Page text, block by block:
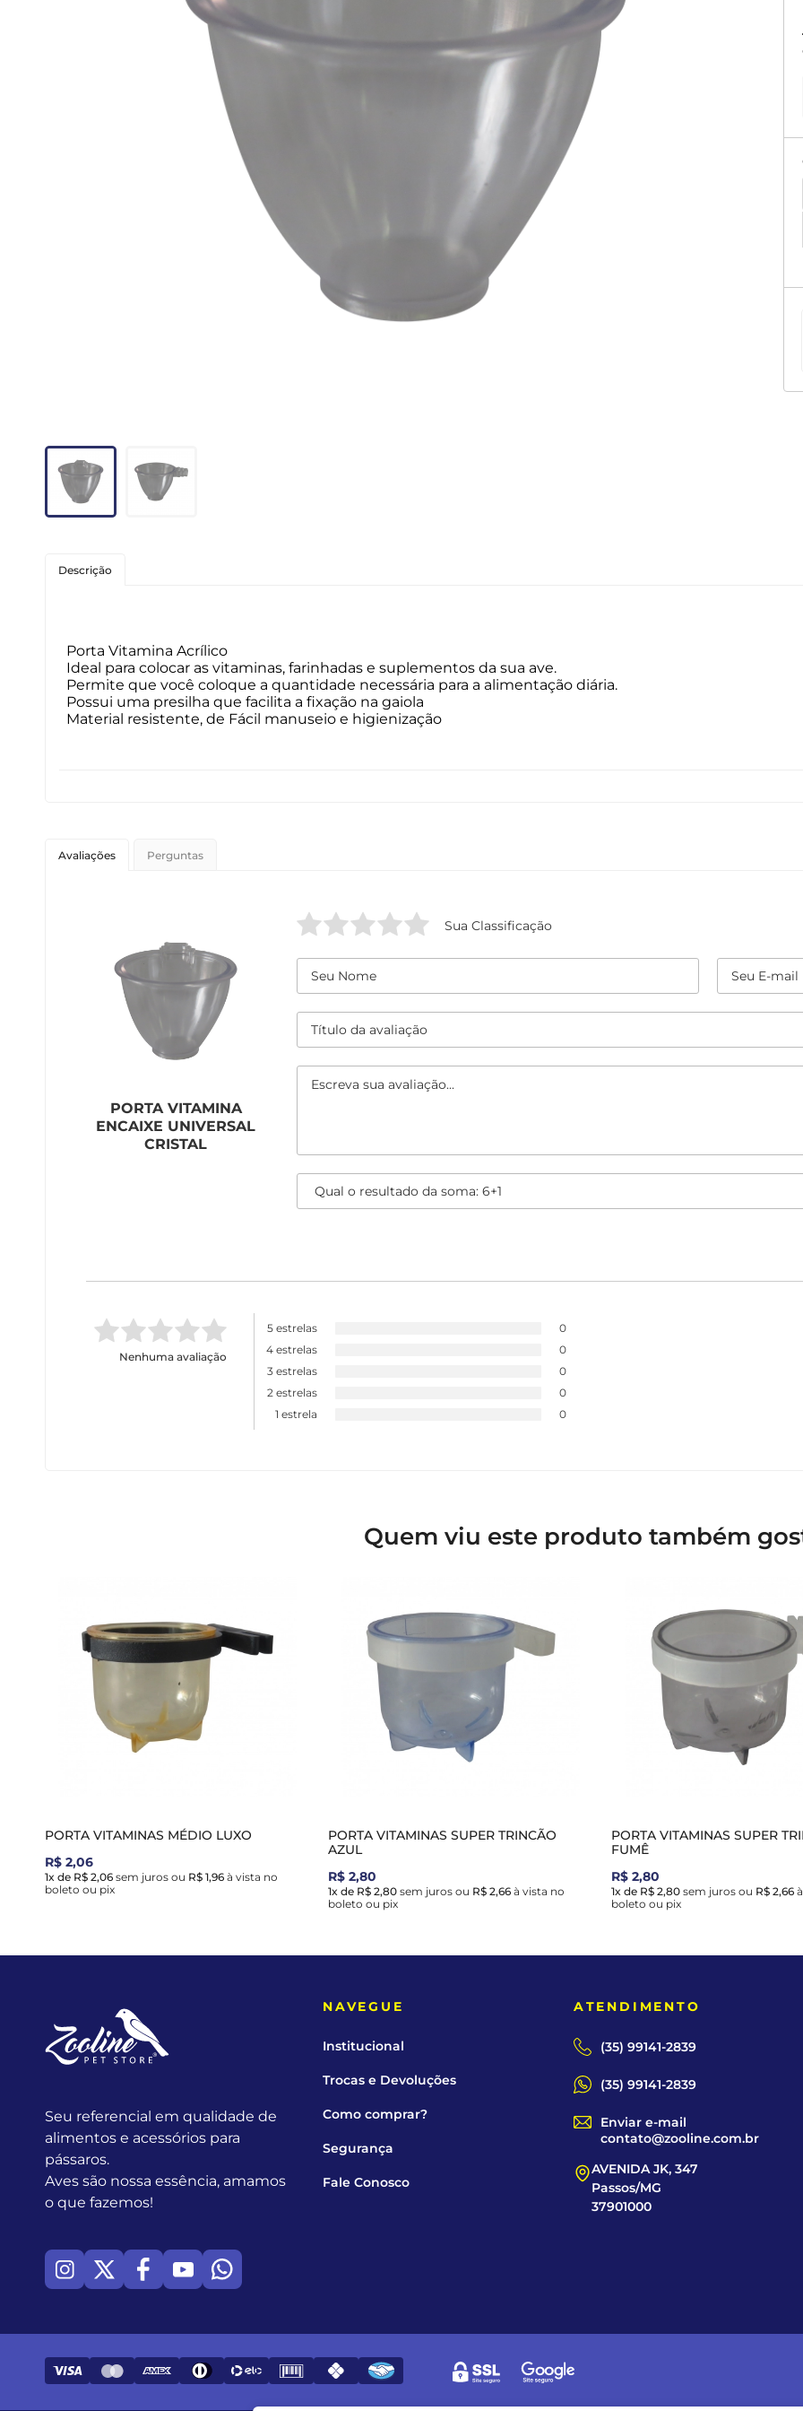
Capas
Equipamentos
Gaiolas
Medicamentos
Minerais
Porta Vitaminas
Descrição
Porta Vitamina Acrílico
Ideal para colocar as vitaminas, farinhadas e suplementos da sua ave.
Permite que você coloque a quantidade necessária para a alimentação diária.
Possui uma presilha que facilita a fixação na gaiola
Material resistente, de Fácil manuseio e higienização
Avaliações Perguntas
PORTA VITAMINA
ENCAIXE UNIVERSAL
CRISTAL
Sua Classificação
Nenhuma avaliação
5 estrelas
0
4 estrelas
0
3 estrelas
0
2 estrelas
0
1 estrela
0
Quem viu este produto também
PORTA VITAMINAS MÉDIO LUXO
R$ 2,06
1x de R$ 2,06 sem juros ou R$ 1,96 à vista no
boleto ou pix
PORTA VITAMINAS SUPER TRINCÃO
AZUL
R$ 2,80
1x de R$ 2,80 sem juros ou R$ 2,66 à vista no
boleto ou pix
PORTA VITAMINAS SUPER
FUMÊ
R$ 2,80
1x de R$ 2,80 sem juros ou R$ 2,66
boleto ou pix
Seu referencial em qualidade de
alimentos e acessórios para
pássaros.
Aves são nossa essência, amamos
o que fazemos!
NAVEGUE
Institucional
Trocas e Devoluções
Como comprar?
Segurança
Fale Conosco
ATENDIMENTO
(35) 99141-2839
(35) 99141-2839
Enviar e-mail
contato@zooline.com.br
AVENIDA JK, 347
Passos/MG
37901000